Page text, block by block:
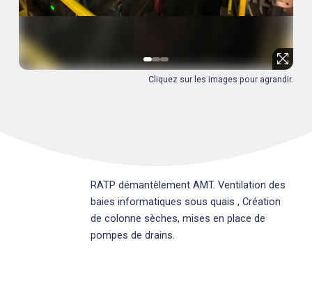
0 1 2
Cliquez sur les images pour agrandir.
RATP démantèlement AMT. Ventilation des
baies informatiques sous quais , Création
de colonne sèches, mises en place de
pompes de drains.